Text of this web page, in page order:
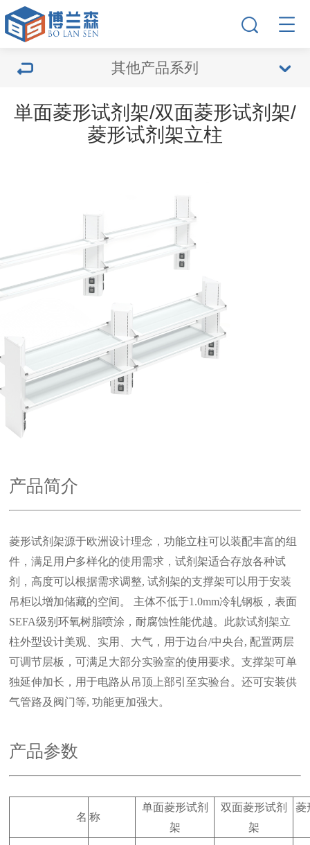
其他产品系列
単面菱形试剂架/双面菱形试剂架/
菱形试剂架立柱
产品简介
菱形试剂架源于欧洲设计理念，功能立柱可以装配丰富的组
件，满足用户多样化的使用需求，试剂架适合存放各种试
剂，高度可以根据需求调整, 试剂架的支撑架可以用于安装
吊柜以增加储藏的空间。 主体不低于1.0mm冷轧钢板，表面
SEFA级别环氧树脂喷涂，耐腐蚀性能优越。此款试剂架立
柱外型设计美观、实用、大气，用于边台/中央台, 配置两层
可调节层板，可满足大部分实验室的使用要求。支撑架可单
独延伸加长，用于电路从吊顶上部引至实验台。还可安装供
气管路及阀门等, 功能更加强大。
产品参数
名 称
单面菱形试剂
架
双面菱形试剂
架
菱